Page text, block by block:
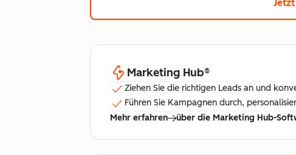
Marketing Hub®
Ziehen Sie die richtigen Leads an und
Führen Sie Kampagnen durch,
Mehr erfahren
über die Marketing Hub-